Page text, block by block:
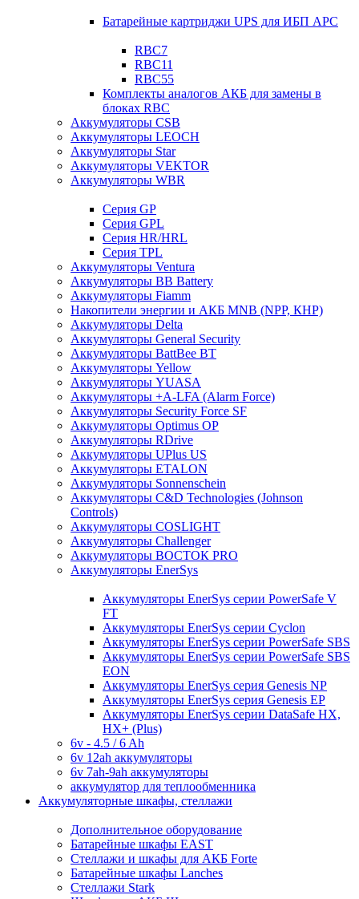
Батарейные картриджи UPS для ИБП APC
RBC7
RBC11
RBC55
Комплекты аналогов АКБ для замены в
блоках RBC
Аккумуляторы CSB
Аккумуляторы LEOCH
Аккумуляторы Star
Аккумуляторы VEKTOR
Аккумуляторы WBR
Cерия GP
Серия GPL
Серия HR/HRL
Серия TPL
Аккумуляторы Ventura
Аккумуляторы BB Battery
Аккумуляторы Fiamm
Накопители энергии и АКБ MNB (NPP, КНР)
Аккумуляторы Delta
Аккумуляторы General Security
Аккумуляторы BattBee BT
Аккумуляторы Yellow
Аккумуляторы YUASA
Аккумуляторы +A-LFA (Alarm Force)
Аккумуляторы Security Force SF
Аккумуляторы Optimus OP
Аккумуляторы RDrive
Аккумуляторы UPlus US
Аккумуляторы ETALON
Аккумуляторы Sonnenschein
Аккумуляторы С&D Technologies (Johnson
Controls)
Аккумуляторы COSLIGHT
Аккумуляторы Challenger
Аккумуляторы ВОСТОК PRO
Аккумуляторы EnerSys
Аккумуляторы EnerSys серии PowerSafe V
FT
Аккумуляторы EnerSys серии Cyclon
Аккумуляторы EnerSys серии PowerSafe SBS
Аккумуляторы EnerSys серии PowerSafe SBS
EON
Аккумуляторы EnerSys серия Genesis NP
Аккумуляторы EnerSys серия Genesis EP
Аккумуляторы EnerSys серии DataSafe HX,
HX+ (Plus)
6v - 4.5 / 6 Ah
6v 12ah аккумуляторы
6v 7ah-9ah аккумуляторы
аккумулятор для теплообменника
Аккумуляторные шкафы, стеллажи
Дополнительное оборудование
Батарейные шкафы EAST
Стеллажи и шкафы для АКБ Forte
Батарейные шкафы Lanches
Стеллажи Stark